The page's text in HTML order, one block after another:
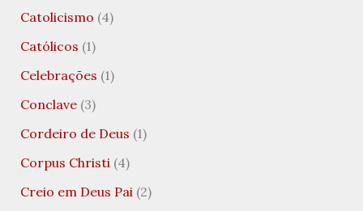
Catolicismo (4)
Católicos (1)
Celebrações (1)
Conclave(3)
Cordeiro de Deus (1)
Corpus Christi (4)
Creio em Deus Pai (2)